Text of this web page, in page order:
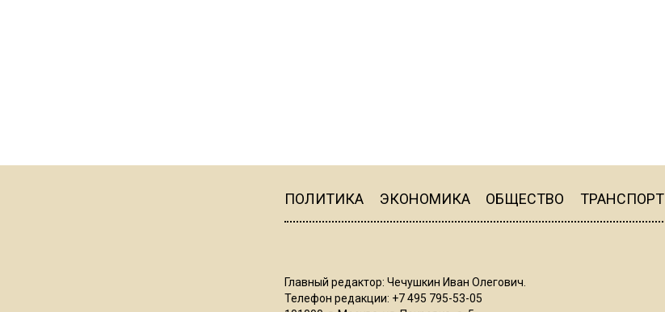
ПОЛИТИКА ЭКОНОМИКА ОБЩЕСТВО ТРАНСПОРТ
Главный редактор: Чечушкин Иван Олегович.
Телефон редакции: +7 495 795-53-05